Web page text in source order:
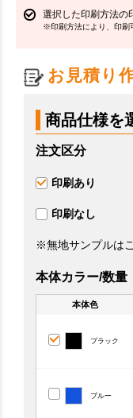
選択した印刷方法の
※印刷方法により、印刷
お見積り
商品仕様を
注文区分
印刷あり
印刷なし
※無地サンプルは
本体カラー/数量
本体色
ブラック
ブルー